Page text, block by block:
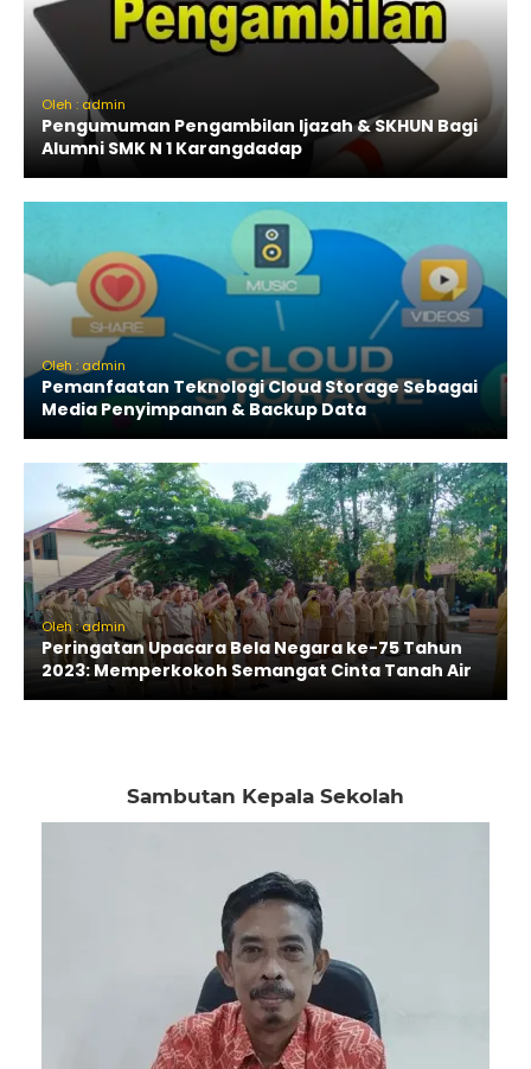
Oleh : admin
Pengumuman Pengambilan Ijazah & SKHUN Bagi
Alumni SMK N 1 Karangdadap
Oleh : admin
Pemanfaatan Teknologi Cloud Storage Sebagai
Media Penyimpanan & Backup Data
Oleh : admin
Peringatan Upacara Bela Negara ke-75 Tahun
2023: Memperkokoh Semangat Cinta Tanah Air
Sambutan Kepala Sekolah